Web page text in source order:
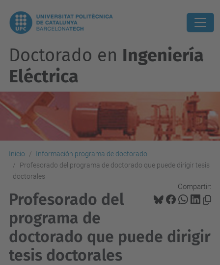
Doctorado en Ingeniería
Eléctrica
Inicio
Información programa de doctorado
Profesorado del programa de doctorado que puede dirigir tesis
doctorales
Compartir:
Profesorado del
programa de
doctorado que puede dirigir
tesis doctorales